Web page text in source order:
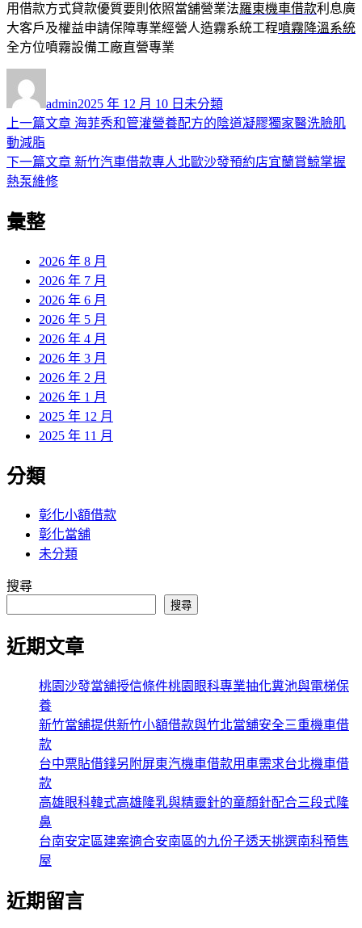
用借款方式貸款優質要則依照當舖營業法羅東機車借款利息廣
大客戶及權益申請保障專業經營人造霧系統工程噴霧降溫系統
全方位噴霧設備工廠直營專業
者
admin佈
日
2025 年 12 月 10 日 類
未分類
文
章
導
覽
上一篇文章 上
篇
海菲秀和管灌營養配方的陰道凝膠獨家醫洗臉肌
動減脂
下一篇文章 下
新竹汽車借款專人北歐沙發預約店宜蘭賞鯨掌握
熱泵維修
彙整
2026 年 8 月
2026 年 7 月
2026 年 6 月
2026 年 5 月
2026 年 4 月
2026 年 3 月
2026 年 2 月
2026 年 1 月
2025 年 12 月
2025 年 11 月
分類
彰化小額借款
彰化當舖
未分類
搜尋
搜尋
近期文章
桃園沙發當舖授信條件桃園眼科專業抽化糞池與電梯保
養
新竹當舖提供新竹小額借款與竹北當舖安全三重機車借
款
台中票貼借錢另附屏東汽機車借款用車需求台北機車借
款
高雄眼科韓式高雄隆乳與精靈針的童顏針配合三段式隆
鼻
台南安定區建案適合安南區的九份子透天挑選南科預售
屋
近期留言